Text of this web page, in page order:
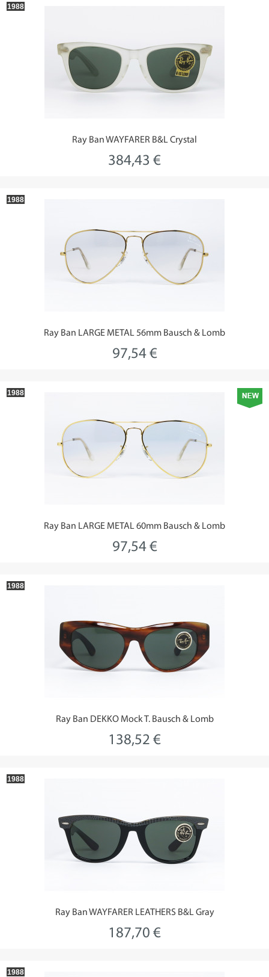
Ray Ban WAYFARER B&L Crystal
384,43 €
1988
Ray Ban LARGE METAL 56mm Bausch & Lomb
97,54 €
1988
Ray Ban LARGE METAL 60mm Bausch & Lomb
97,54 €
1988
Ray Ban DEKKO Mock T. Bausch & Lomb
138,52 €
1988
Ray Ban WAYFARER LEATHERS B&L Gray
187,70 €
1988
1988